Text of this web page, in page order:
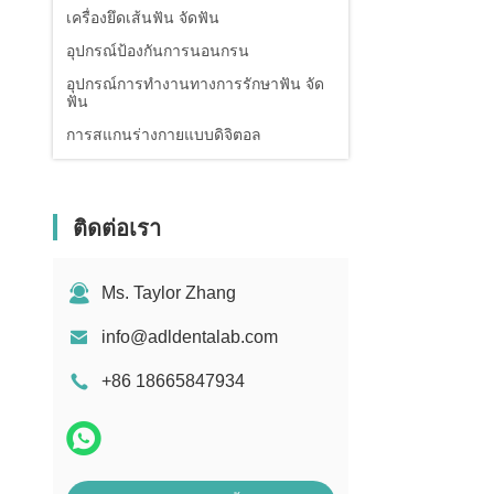
เครื่องยึดเส้นฟัน จัดฟัน
อุปกรณ์ป้องกันการนอนกรน
อุปกรณ์การทํางานทางการรักษาฟัน จัด
ฟัน
การสแกนร่างกายแบบดิจิตอล
ติดต่อเรา
Ms. Taylor Zhang
info@adldentalab.com
+86 18665847934